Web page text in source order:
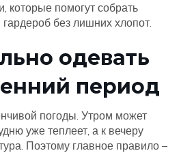
которые помогут собрать
без лишних хлопот.
одевать
период
погоды. Утром может
уже теплеет, а к вечеру
Поэтому главное правило –